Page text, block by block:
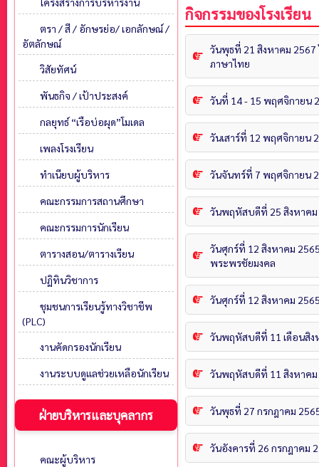
ตรา / สี / อักษรย่อ/ เอกลักษณ์ /
อัตลักษณ์
วิสัยทัศน์
พันธกิจ / เป้าประสงค์
กลยุทธ์ “เรือบ่อผุด”โมเดล
เพลงโรงเรียน
ทำเนียบผู้บริหาร
คณะกรรมการสถานศึกษา
คณะกรรมการนักเรียน
ตารางสอน/ตารางเรียน
ปฏิทินวิชาการ
ชุมชนการเรียนรู้ทางวิชาชีพ
(PLC)
งานคัดกรองนักเรียน
งานระบบดูแลช่วยเหลือนักเรียน
ฝ่ายบริหารและบุคลากร
คณะผู้บริหาร
กิจกรรมของโรงเรียน
วันพุธที่ 21 สิงหาคม 2567
ภาษาไทย
วันที่ 14 - 15 พฤศจิกายน
วันเสาร์ที่ 12 พฤศจิกายน
วันจันทร์ที่ 7 พฤศจิกายน
วันพฤหัสบดีที่ 25 สิงหาคม
วันศุกร์ที่ 12 สิงหาคม
พระพรชัยมงคล
วันศุกร์ที่ 12 สิงหาคม
วันพฤหัสบดีที่ 11 เดือนสิง
วันพฤหัสบดีที่ 11 สิงหาคม
วันพุธที่ 27 กรกฎาคม
วันอังคารที่ 26 กรกฎาคม